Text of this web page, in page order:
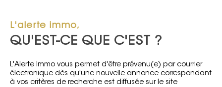
L'alerte immo,
QU'EST-CE QUE C'EST ?
L'Alerte Immo vous permet d'être prévenu(e) par courrier
électronique dès qu'une nouvelle annonce correspondant
à vos critères de recherche est diffusée sur le site